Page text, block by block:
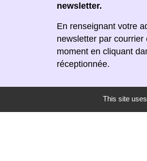
newsletter.
En renseignant votre
newsletter par
moment en cliquant
réceptionnée.
This site